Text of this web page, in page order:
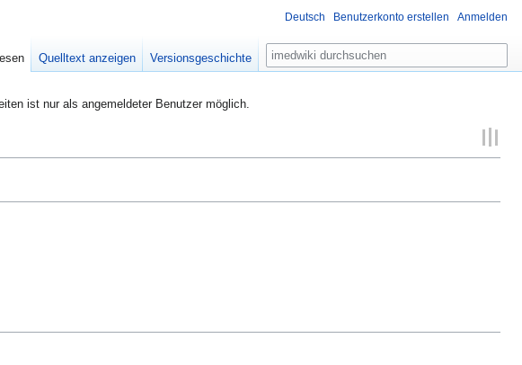
ist nur als angemeldeter Benutzer möglich.
Deutsch Benutzerkonto erstellen Anmelden
Quelltext anzeigen Versionsgeschichte
Suche